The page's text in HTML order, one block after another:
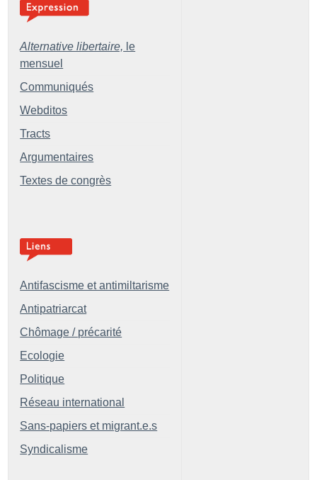
Alternative libertaire, le
mensuel
Communiqués
Webditos
Tracts
Argumentaires
Textes de congrès
Antifascisme et antimiltarisme
Antipatriarcat
Chômage / précarité
Ecologie
Politique
Réseau international
Sans-papiers et migrant.e.s
Syndicalisme